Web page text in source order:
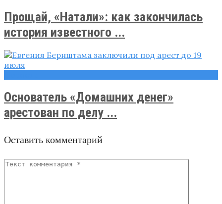
Прощай, «Натали»: как закончилась
история известного ...
Основатель «Домашних денег»
арестован по делу ...
Оставить комментарий